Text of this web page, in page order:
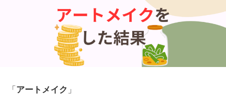
「 アートメイク 」